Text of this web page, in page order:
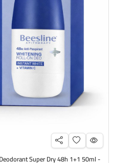
Super Dry 48h 1+1 50ml -